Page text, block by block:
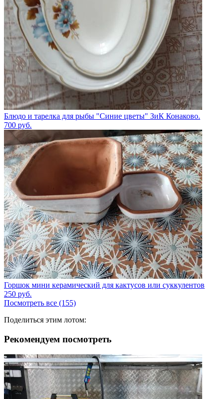
Блюдо и тарелка для рыбы "Синие цветы" ЗиК Конаково.
700 руб.
Горшок мини керамический для кактусов или суккулентов
250 руб.
Посмотреть все (155)
Поделиться этим лотом:
Рекомендуем посмотреть